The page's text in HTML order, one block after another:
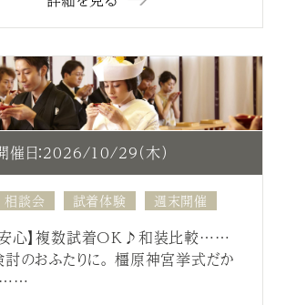
催日：2026/10/29（木）
相談会 試着体験 週末開催
安心】複数試着OK♪和装比較……
のおふたりに。 橿原神宮挙式だか
……